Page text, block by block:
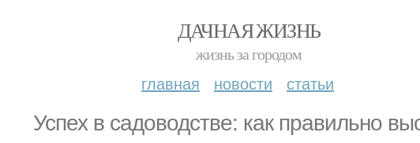
ДАЧНАЯ ЖИЗНЬ
жизнь за городом
главная новости статьи
Успех в садоводстве: как правильно